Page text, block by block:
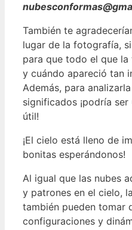
También te
lugar de la fotografía,
para que todo el que
y cuándo apareció tan
Además, para
significados ¡podría
útil!
¡El cielo está lleno de
bonitas esperándonos!
Al igual que las nubes
y patrones en el cielo,
también pueden tomar
configuraciones y